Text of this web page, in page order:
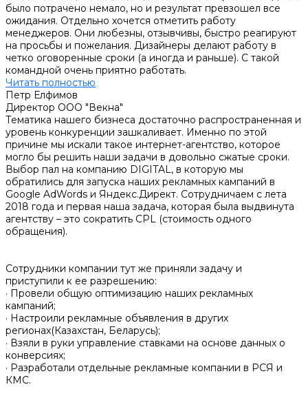
было потрачено немало, но и результат превзошел все
ожидания. Отдельно хочется отметить работу
менеджеров. Они любезны, отзывчивы, быстро реагируют
на просьбы и пожелания. Дизайнеры делают работу в
четко оговоренные сроки (а иногда и раньше). С такой
командной очень приятно работать.
Читать полностью
Петр Елфимов
Директор ООО "Векна"
Тематика нашего бизнеса достаточно распространенная и
уровень конкуренции зашкаливает. Именно по этой
причине мы искали такое интернет-агентство, которое
могло бы решить наши задачи в довольно сжатые сроки.
Выбор пал на компанию DIGITAL, в которую мы
обратились для запуска наших рекламных кампаний в
Google AdWords и Яндекс.Директ. Сотрудничаем с лета
2018 года и первая наша задача, которая была выдвинута
агентству – это сократить CPL (стоимость одного
обращения).
Сотрудники компании тут же приняли задачу и
приступили к ее разрешению:
· Провели общую оптимизацию наших рекламных
кампаний;
· Настроили рекламные объявления в других
регионах(Казахстан, Беларусь);
· Взяли в руки управление ставками на основе данных о
конверсиях;
· Разработали отдельные рекламные компании в РСЯ и
КМС.